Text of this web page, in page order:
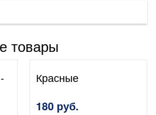
товары
Красные
180 руб.